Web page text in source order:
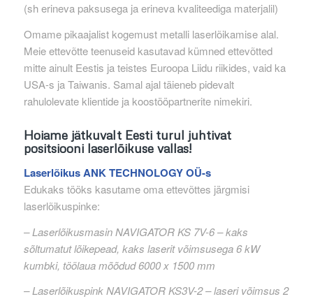
(sh erineva paksusega ja erineva kvaliteediga materjalil)
Omame pikaajalist kogemust metalli laserlõikamise alal.
Meie ettevõtte teenuseid kasutavad kümned ettevõtted
mitte ainult Eestis ja teistes Euroopa Liidu riikides, vaid ka
USA-s ja Taiwanis. Samal ajal täieneb pidevalt
rahulolevate klientide ja koostööpartnerite nimekiri.
Hoiame jätkuvalt Eesti turul juhtivat
positsiooni laserlõikuse vallas!
Laserlõikus ANK TECHNOLOGY OÜ-s
Edukaks tööks kasutame oma ettevõttes järgmisi
laserlõikuspinke:
– Laserlõikusmasin NAVIGATOR KS 7V-6 – kaks
sõltumatut lõikepead, kaks laserit võimsusega 6 kW
kumbki, töölaua mõõdud 6000 x 1500 mm
– Laserlõikuspink NAVIGATOR KS3V-2 – laseri võimsus 2